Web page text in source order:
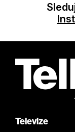
Televize